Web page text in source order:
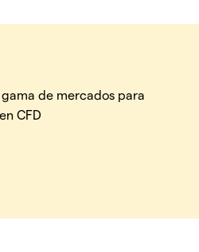
de mercados para
CFD